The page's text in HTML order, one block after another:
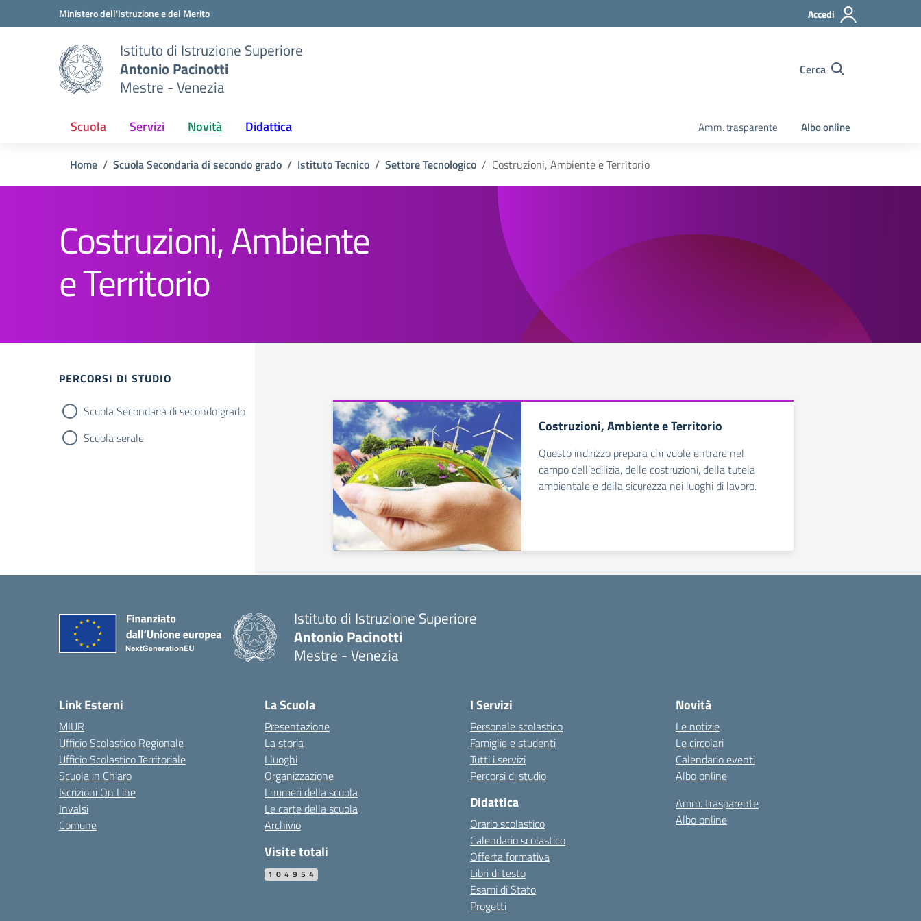
Vai ai contenuti
Vai al menu di navigazioneMinistero dell'Istruzione e del Merito Accedi
Istituto di Istruzione Superiore
Antonio Pacinotti
Mestre - Venezia
Cerca
Scuola Servizi Novità Didattica Amm. trasparente Albo online
Home Scuola Secondaria di secondo grado Istituto Tecnico Settore Tecnologico Costruzioni, Ambiente e Territorio
Costruzioni, Ambiente
e Territorio
PERCORSI DI STUDIO
Scuola Secondaria di secondo grado
Scuola serale
Costruzioni, Ambiente e Territorio
Questo indirizzo prepara chi vuole entrare nel
campo dell’edilizia, delle costruzioni, della tutela
ambientale e della sicurezza nei luoghi di lavoro.
Istituto di Istruzione Superiore
Antonio Pacinotti
Mestre - Venezia
Link Esterni
MIUR
Ufficio Scolastico Regionale
Ufficio Scolastico Territoriale
Scuola in Chiaro
Iscrizioni On Line
Invalsi
Comune
La Scuola
Presentazione
La storia
I luoghi
Organizzazione
I numeri della scuola
Le carte della scuola
Archivio
Visite totali
104954
I Servizi
Personale scolastico
Famiglie e studenti
Tutti i servizi
Percorsi di studio
Didattica
Orario scolastico
Calendario scolastico
Offerta formativa
Libri di testo
Esami di Stato
Progetti
Novità
Le notizie
Le circolari
Calendario eventi
Albo online
Amm. trasparente
Albo online